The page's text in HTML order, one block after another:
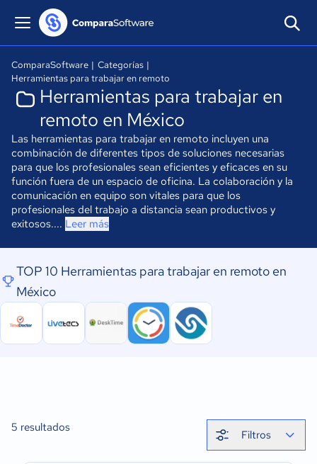
ComparaSoftware | Categorías |
Herramientas para trabajar en remoto
Herramientas para trabajar en
remoto en México
Las herramientas para trabajar en remoto incluyen una
combinación de diferentes tipos de soluciones necesarias
para que los profesionales sean eficientes y eficaces en su
función fuera de un espacio de oficina. La colaboración y la
comunicación en equipo son vitales para que los
profesionales del trabajo a distancia sean productivos y
exitosos.... Leer más
TOP 10 Herramientas para trabajar en remoto en
México
5 resultados
Filtros